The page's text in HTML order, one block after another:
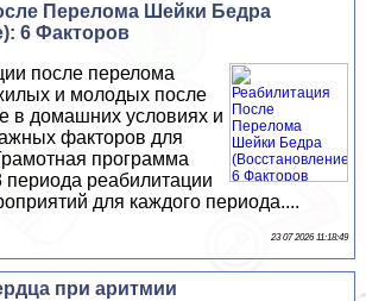
Перелома Шейки Бедра
6 Факторов
после перелома
и молодых после
в домашних условиях и
факторов для
программа
периода реабилитации
для каждого периода....
23 07 2026 11:18:49
при аритмии